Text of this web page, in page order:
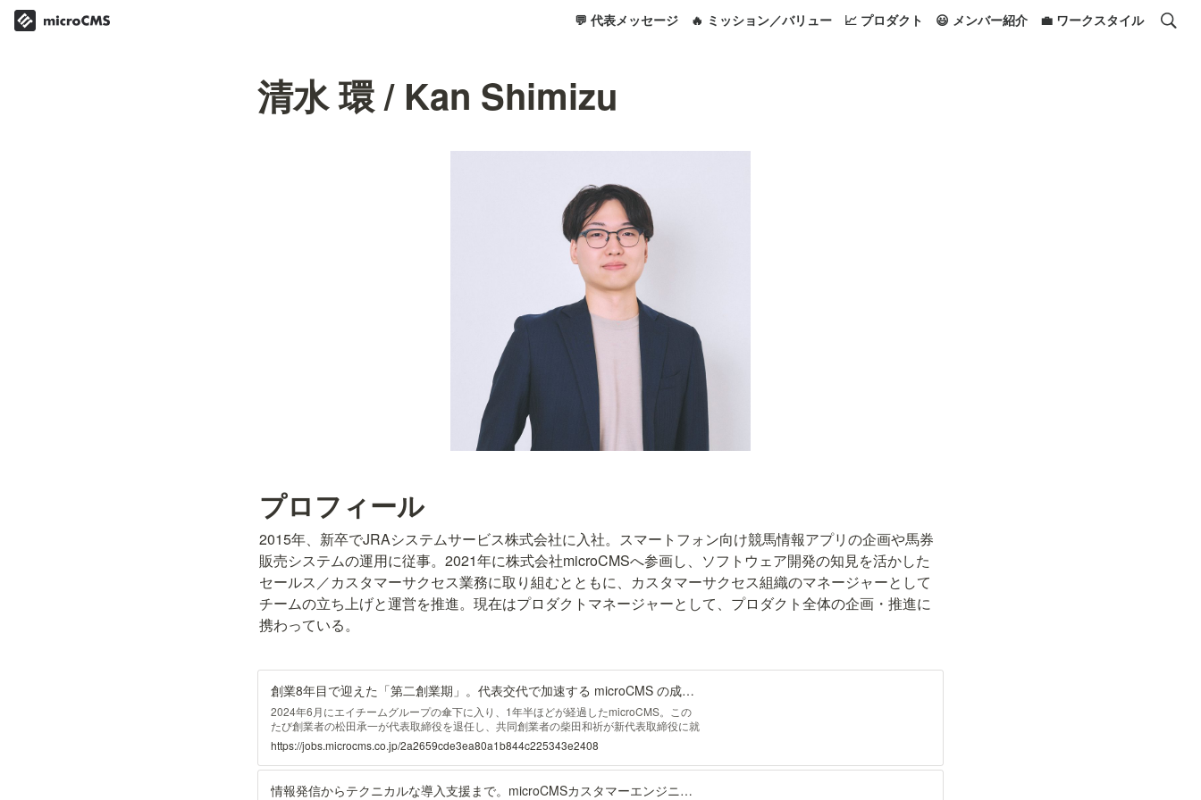
💬 代表メッセージ 🔥 ミッション／バリュー 📈 プロダクト 😃 メンバー紹介 💼 ワークスタイル
清水 環 / Kan Shimizu
プロフィール
2015年、新卒でJRAシステムサービス株式会社に入社。スマートフォン向け競馬情報アプリの企画や馬券
販売システムの運用に従事。2021年に株式会社microCMSへ参画し、ソフトウェア開発の知見を活かした
セールス／カスタマーサクセス業務に取り組むとともに、カスタマーサクセス組織のマネージャーとして
チームの立ち上げと運営を推進。現在はプロダクトマネージャーとして、プロダクト全体の企画・推進に
携わっている。
創業8年目で迎えた「第二創業期」。代表交代で加速する microCMS の成長戦略
2024年6月にエイチームグループの傘下に入り、1年半ほどが経過したmicroCMS。この
たび創業者の松田承一が代表取締役を退任し、共同創業者の柴田和祈が新代表取締役に就
任することとなりました。 それに伴い、経営体制を刷新。これまで取締役としてビジネ
ス領域をリードしてきた鈴木琢人に加え、プロダクトマネージャーの清水環
https://jobs.microcms.co.jp/2a2659cde3ea80a1b844c225343e2408
情報発信からテクニカルな導入支援まで。microCMSカスタマーエンジニアの仕事って何？